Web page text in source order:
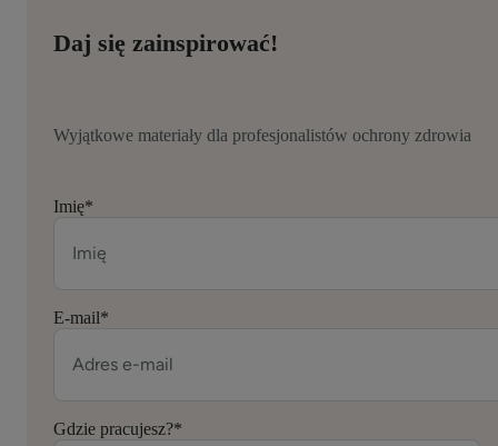
Daj się zainspirować!
Wyjątkowe materiały dla profesjonalistów ochrony zdrowia
Imię*
E-mail*
Gdzie pracujesz?*